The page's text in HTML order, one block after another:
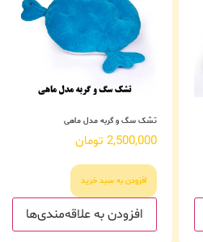
تشک سگ و گربه مدل ماهی
2,500,000 تومان
افزودن به سبد خرید
افزودن به علاقه‌مندی‌ها